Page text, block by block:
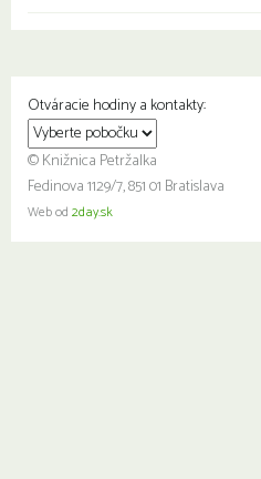
Otváracie hodiny a kontakty:
© Knižnica Petržalka
Fedinova 1129/7, 851 01 Bratislava
Web od 2day.sk